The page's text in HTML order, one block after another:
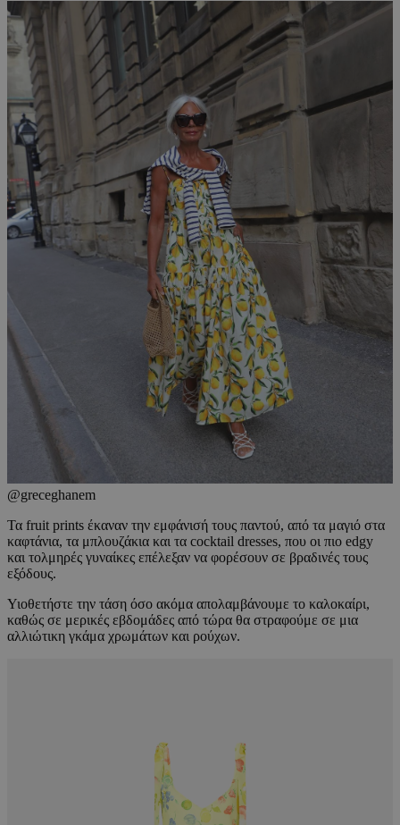
@greceghanem
Τα fruit prints έκαναν την εμφάνισή τους παντού, από τα μαγιό στα
καφτάνια, τα μπλουζάκια και τα cocktail dresses, που οι πιο edgy
και τολμηρές γυναίκες επέλεξαν να φορέσουν σε βραδινές τους
εξόδους.
Υιοθετήστε την τάση όσο ακόμα απολαμβάνουμε το καλοκαίρι,
καθώς σε μερικές εβδομάδες από τώρα θα στραφούμε σε μια
αλλιώτικη γκάμα χρωμάτων και ρούχων.